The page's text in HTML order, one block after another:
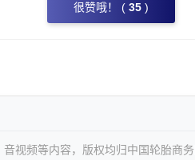
很赞哦！ ( 35 )
视频等内容，版权均归中国轮胎商